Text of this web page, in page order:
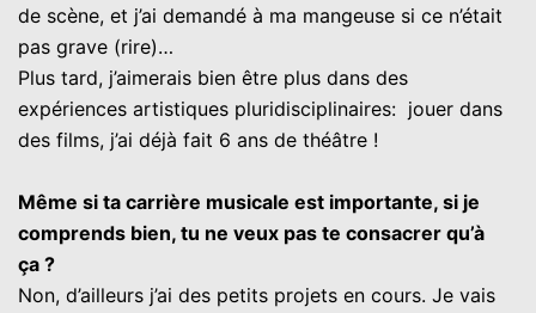
de scène, et j’ai demandé à ma mangeuse si ce n’était
pas grave (rire)…
Plus tard, j’aimerais bien être plus dans des
expériences artistiques pluridisciplinaires: jouer dans
des films, j’ai déjà fait 6 ans de théâtre !
Même si ta carrière musicale est importante, si je
comprends bien, tu ne veux pas te consacrer qu’à
ça ?
Non, d’ailleurs j’ai des petits projets en cours. Je vais